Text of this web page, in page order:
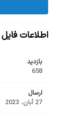
اطلاعات فایل
بازدید
658
ارسال
27 آبان، 2023